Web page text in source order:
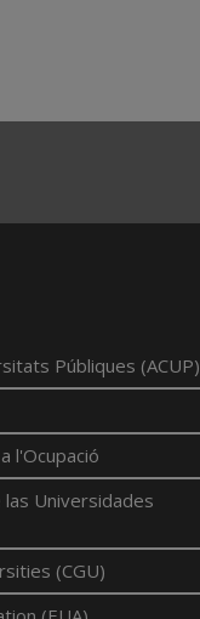
Públiques (ACUP)
l'Ocupació
Universidades
(CGU)